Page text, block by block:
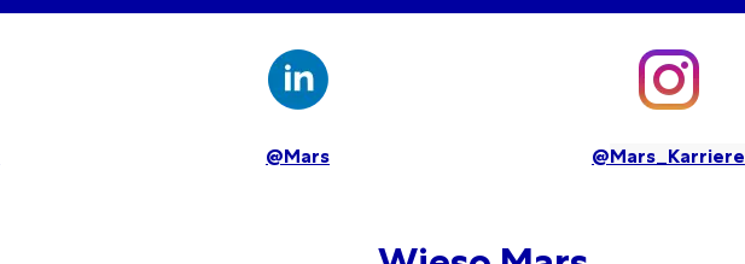
@Mars @Mars_Karriere